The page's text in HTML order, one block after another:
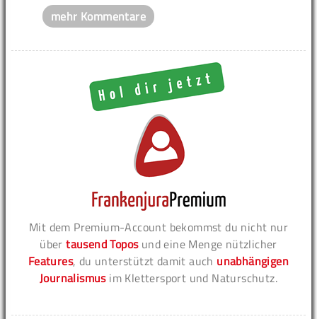
mehr Kommentare
Mit dem Premium-Account bekommst du nicht nur
übertausend Toposund eine Menge nützlicher
Features, du unterstützt damit auch unabhängigen
Journalismusim Klettersport und Naturschutz.